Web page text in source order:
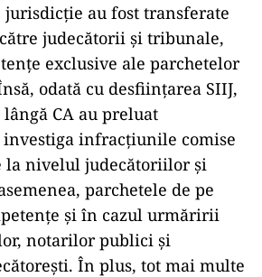
au fost transferate
judecătorii și tribunale,
exclusive ale parchetelor
odată cu desființarea SIIJ,
CA au preluat
investiga infracțiunile comise
la nivelul judecătoriilor și
parchetele de pe
și în cazul urmăririi
notarilor publici și
În plus, tot mai multe